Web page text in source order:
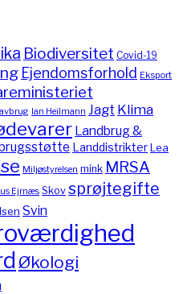
Biodiversitet Covid-19
Ejendomsforhold Eksport
Ian Heilmann Jagt Klima
Landbrug &
LanddistrikterLea
Miljøstyrelsen mink MRSA
Ejrnæs Skov sprøjtegifte
Svin
Økologi